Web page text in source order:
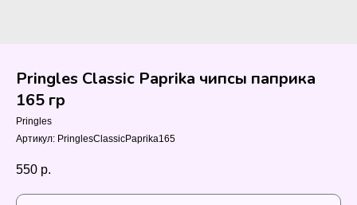
Pringles Classic Paprika чипсы паприка
165 гр
Pringles
Артикул: PringlesClassicPaprika165
550 р.